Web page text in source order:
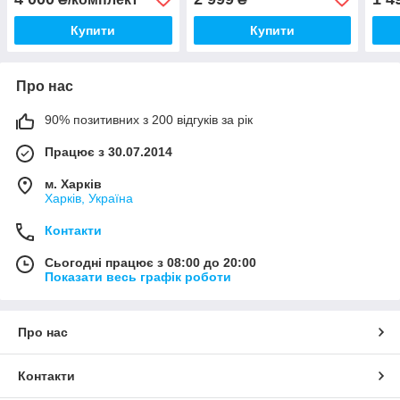
Купити Купити
Про нас
90% позитивних з 200 відгуків за рік
Працює з 30.07.2014
м. Харків
Харків, Україна
Контакти
Сьогодні працює з 08:00 до 20:00
Показати весь графік роботи
Про нас
Контакти